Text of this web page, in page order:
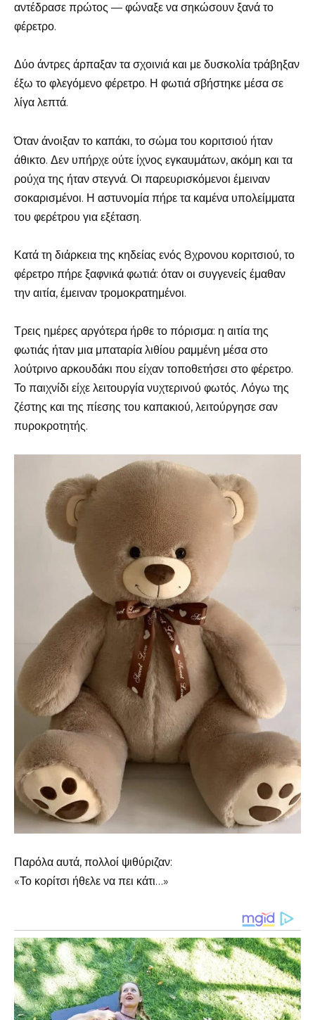
αντέδρασε πρώτος — φώναξε να σηκώσουν ξανά το
φέρετρο.
Δύο άντρες άρπαξαν τα σχοινιά και με δυσκολία τράβηξαν
έξω το φλεγόμενο φέρετρο. Η φωτιά σβήστηκε μέσα σε
λίγα λεπτά.
Όταν άνοιξαν το καπάκι, το σώμα του κοριτσιού ήταν
άθικτο. Δεν υπήρχε ούτε ίχνος εγκαυμάτων, ακόμη και τα
ρούχα της ήταν στεγνά. Οι παρευρισκόμενοι έμειναν
σοκαρισμένοι. Η αστυνομία πήρε τα καμένα υπολείμματα
του φερέτρου για εξέταση.
Κατά τη διάρκεια της κηδείας ενός 8χρονου κοριτσιού, το
φέρετρο πήρε ξαφνικά φωτιά: όταν οι συγγενείς έμαθαν
την αιτία, έμειναν τρομοκρατημένοι.
Τρεις ημέρες αργότερα ήρθε το πόρισμα: η αιτία της
φωτιάς ήταν μια μπαταρία λιθίου ραμμένη μέσα στο
λούτρινο αρκουδάκι που είχαν τοποθετήσει στο φέρετρο.
Το παιχνίδι είχε λειτουργία νυχτερινού φωτός. Λόγω της
ζέστης και της πίεσης του καπακιού, λειτούργησε σαν
πυροκροτητής.
Παρόλα αυτά, πολλοί ψιθύριζαν:
«Το κορίτσι ήθελε να πει κάτι…»